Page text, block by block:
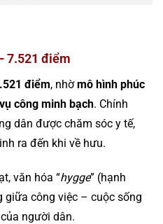
7.521 điểm
điểm, nhờmô hình phúc
công minh bạch. Chính
dân được chăm sóc y tế,
ra đến khi về hưu.
văn hóa “hygge” (hạnh
giữa công việc – cuộc sống
người dân.